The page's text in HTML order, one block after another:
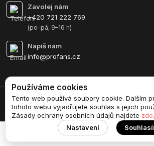
Zavolej nám
+420 721 222 769
(po–pá, 9–16 h)
Napiš nám
info@profans.cz
Upravit sběr cookies.
Vytvořeno na Eshop-
Používáme cookies
Tento web používá soubory cookie. Dalším
tohoto webu vyjadřujete souhlas s jejich
Zásady ochrany osobních údajů najdete zde.
Nastavení